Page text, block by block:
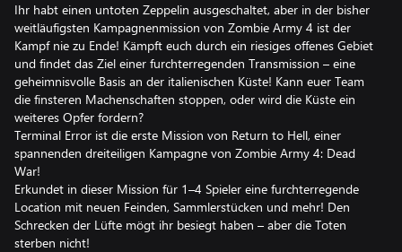
Ihr habt einen untoten Zeppelin ausgeschaltet, aber in der bisher
weitläufigsten Kampagnenmission von Zombie Army 4 ist der
Kampf nie zu Ende! Kämpft euch durch ein riesiges offenes Gebiet
und findet das Ziel einer furchterregenden Transmission – eine
geheimnisvolle Basis an der italienischen Küste! Kann euer Team
die finsteren Machenschaften stoppen, oder wird die Küste ein
weiteres Opfer fordern?
Terminal Error ist die erste Mission von Return to Hell, einer
spannenden dreiteiligen Kampagne von Zombie Army 4: Dead
War!
Erkundet in dieser Mission für 1–4 Spieler eine furchterregende
Location mit neuen Feinden, Sammlerstücken und mehr! Den
Schrecken der Lüfte mögt ihr besiegt haben – aber die Toten
sterben nicht!